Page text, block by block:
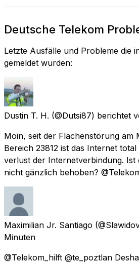
Deutsche Telekom
Letzte Ausfälle und Probleme die
gemeldet wurden:
Dustin T. H. (@Dutsi87) berichtet
Moin, seit der Flächenstörung am
Bereich 23812 ist das Internet
verlust der Internetverbindung. Ist
nicht gänzlich behoben?
Maximilian Jr. Santiago
Minuten
@Telekom_hilft @te_poztlan